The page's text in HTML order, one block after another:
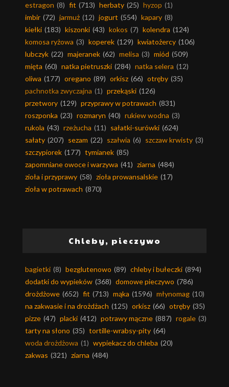
estragon (8) fit (713) herbaty (25) hyzop (1)
imbir (72) jarmuż (12) jogurt (554) kapary (8)
kiełki (183) kiszonki (43) kokos (7) kolendra (124)
komosa ryżowa (3) koperek (129) kwiatożercy (106)
lubczyk (22) majeranek (62) melisa (3) miód (509)
mięta (60) natka pietruszki (284) natka selera (12)
oliwa (177) oregano (89) orkisz (66) otręby (35)
pachnotka zwyczajna (1) przekąski (126)
przetwory (129) przyprawy w potrawach (831)
roszponka (23) rozmaryn (40) rukiew wodna (3)
rukola (43) rzeżucha (11) sałatki-surówki (624)
sałaty (207) sezam (22) szałwia (6) szczaw krwisty (3)
szczypiorek (177) tymianek (85)
zapomniane owoce i warzywa (41) ziarna (484)
zioła i przyprawy (58) zioła prowansalskie (17)
zioła w potrawach (870)
Chleby, pieczywo
bagietki (8) bezglutenowo (89) chleby i bułeczki (894)
dodatki do wypieków (368) domowe pieczywo (786)
drożdżowe (652) fit (713) mąka (1596) młynomag (10)
na zakwasie i na drożdżach (125) orkisz (66) otręby (35)
pizze (47) placki (412) potrawy mączne (887) rogale (3)
tarty na słono (35) tortille-wrabsy-pity (64)
woda drożdżowa (1) wypiekacz do chleba (20)
zakwas (321) ziarna (484)